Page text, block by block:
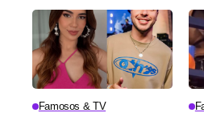
Famosos & TV